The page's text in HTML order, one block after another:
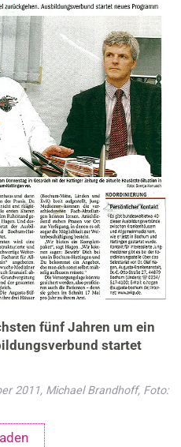
fünf Jahren um ein
startet
2011, Michael Brandhoff, Foto: